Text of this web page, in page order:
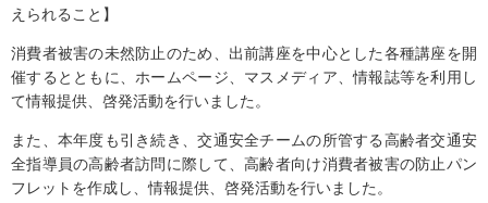
えられること】
消費者被害の未然防止のため、出前講座を中心とした各種講座を開
催するとともに、ホームページ、マスメディア、情報誌等を利用し
て情報提供、啓発活動を行いました。
また、本年度も引き続き、交通安全チームの所管する高齢者交通安
全指導員の高齢者訪問に際して、高齢者向け消費者被害の防止パン
フレットを作成し、情報提供、啓発活動を行いました。